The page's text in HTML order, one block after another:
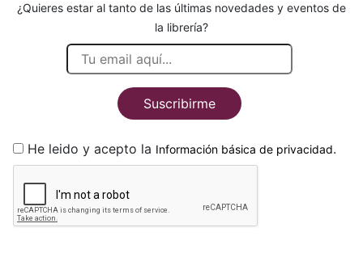
¿Quieres estar al tanto de las últimas novedades y eventos de
la librería?
Suscribirme
He leido y acepto la Información básica de privacidad.